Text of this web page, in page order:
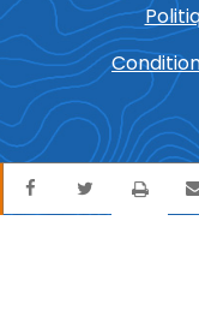
Partager sur
Partager